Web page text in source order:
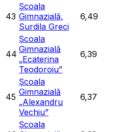
43
Școala
Gimnazială,
Surdila Greci
6,49
44
Școala
Gimnazială
„Ecaterina
Teodoroiu”
6,39
45
Școala
Gimnazială
„Alexandru
Vechiu”
6,37
Școala